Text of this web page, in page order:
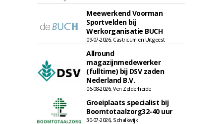
Meewerkend Voorman
Sportvelden bij
Werkorganisatie BUCH
09-07-2026, Castricum en Uitgeest
Allround
magazijnmedewerker
(fulltime) bij DSV zaden
Nederland B.V.
06-08-2026, Ven Zelderheide
Groeiplaats specialist bij
Boomtotaalzorg32-40 uur
30-07-2026, Schalkwijk